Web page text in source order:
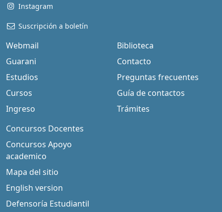
Instagram
Suscripción a boletín
Webmail
Guarani
Estudios
Cursos
Ingreso
Biblioteca
Contacto
Preguntas frecuentes
Guía de contactos
Trámites
Concursos Docentes
Concursos Apoyo
academico
Mapa del sitio
English version
Defensoría Estudiantil